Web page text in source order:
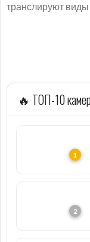
транслируют
🔥 ТОП-10